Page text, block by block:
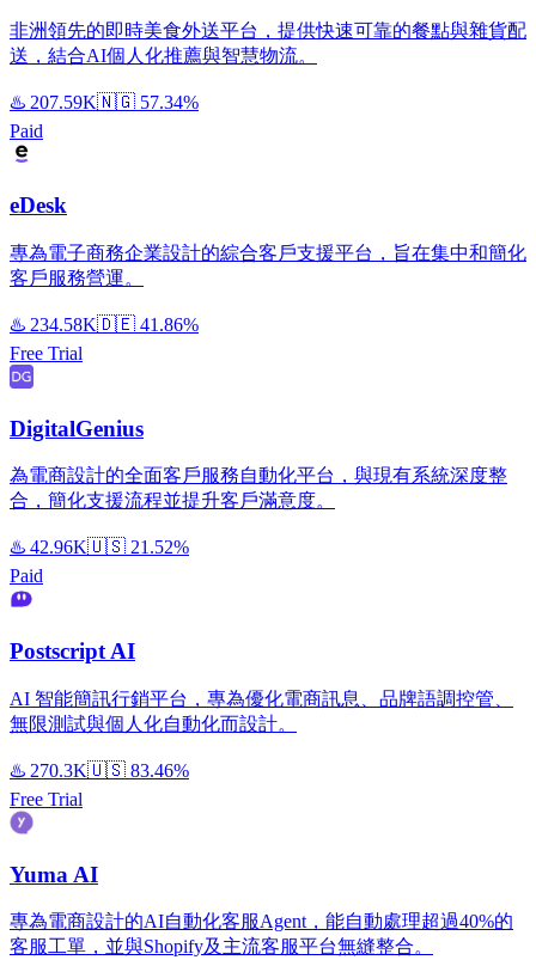
非洲領先的即時美食外送平台，提供快速可靠的餐點與雜貨配
送，結合AI個人化推薦與智慧物流。
♨️ 207.59K🇳🇬 57.34%
Paid
eDesk
專為電子商務企業設計的綜合客戶支援平台，旨在集中和簡化
客戶服務營運。
♨️ 234.58K🇩🇪 41.86%
Free Trial
DigitalGenius
為電商設計的全面客戶服務自動化平台，與現有系統深度整
合，簡化支援流程並提升客戶滿意度。
♨️ 42.96K🇺🇸 21.52%
Paid
Postscript AI
AI 智能簡訊行銷平台，專為優化電商訊息、品牌語調控管、
無限測試與個人化自動化而設計。
♨️ 270.3K🇺🇸 83.46%
Free Trial
Yuma AI
專為電商設計的AI自動化客服Agent，能自動處理超過40%的
客服工單，並與Shopify及主流客服平台無縫整合。